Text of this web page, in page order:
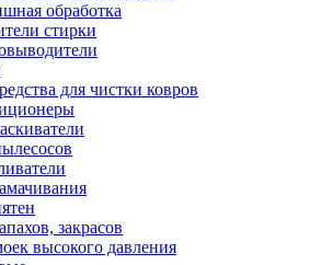
обработка
стирки
для чистки ковров
закрасов
высокого давления